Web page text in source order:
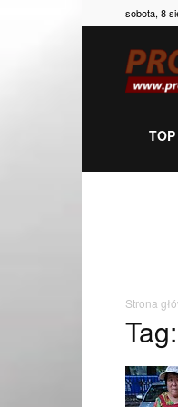
sobota, 8
TOP
Strona